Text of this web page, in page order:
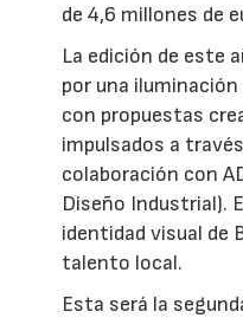
de 4,6 millones de
La edición de este
por una
con propuestas
impulsados a
colaboración con
Diseño Industrial).
identidad visual de
talento local.
Esta será la